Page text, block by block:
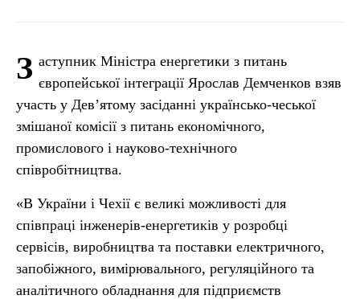
З аступник Міністра енергетики з питань
європейської інтеграції Ярослав Демченков взяв
участь у Дев’ятому засіданні українсько-чеської
змішаної комісії з питань економічного,
промислового і науково-технічного
співробітництва.
«В України і Чехії є великі можливості для
співпраці інженерів-енергетиків у розробці
сервісів, виробництва та поставки електричного,
запобіжного, вимірювального, регуляційного та
аналітичного обладнання для підприємств